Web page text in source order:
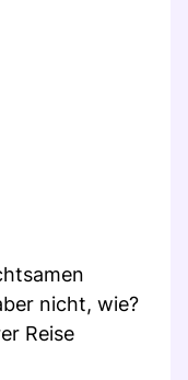
nicht, wie?
Reise